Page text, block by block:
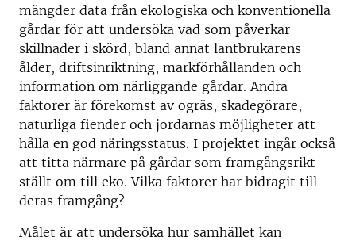
mängder data från ekologiska och konventionella
gårdar för att undersöka vad som påverkar
skillnader i skörd, bland annat lantbrukarens
ålder, driftsinriktning, markförhållanden och
information om närliggande gårdar. Andra
faktorer är förekomst av ogräs, skadegörare,
naturliga fiender och jordarnas möjligheter att
hålla en god näringsstatus. I projektet ingår också
att titta närmare på gårdar som framgångsrikt
ställt om till eko. Vilka faktorer har bidragit till
deras framgång?
Målet är att undersöka hur samhället kan